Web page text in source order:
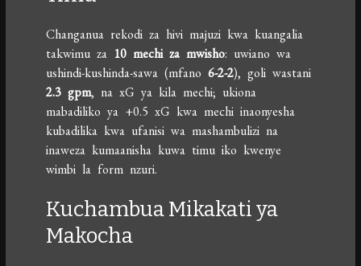
Changanua rekodi za hivi majuzi kwa kuangalia
takwimu za 10 mechi za mwisho: uwiano wa
ushindi-kushinda-sawa (mfano6-2-2), goli wastani
2.3 gpm, na xG ya kila mechi; ukiona
mabadiliko ya +0.5 xG kwa mechi inaonyesha
kubadilika kwa ufanisi wa mashambulizi na
inaweza kumaanisha kuwa timu iko kwenye
wimbi la form nzuri.
Kuchambua Mikakati ya
Makocha